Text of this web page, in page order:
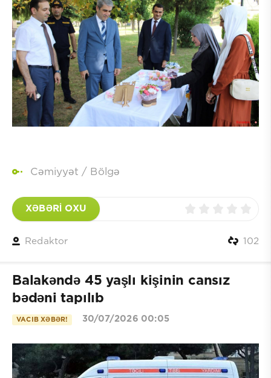
Cəmiyyət / Bölgə
XƏBƏRİ OXU
Redaktor 102
Balakəndə 45 yaşlı kişinin cansız
bədəni tapılıb
VACIB XƏBƏR! 30/07/2026 00:05